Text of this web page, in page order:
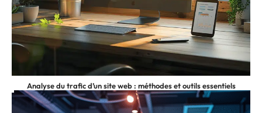
Analyse du trafic d’un site web : méthodes et outils essentiels